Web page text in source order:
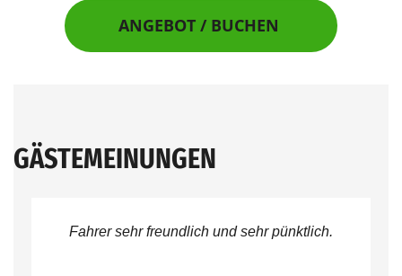
ANGEBOT / BUCHEN
GÄSTEMEINUNGEN
Fahrer sehr freundlich und sehr pünktlich.